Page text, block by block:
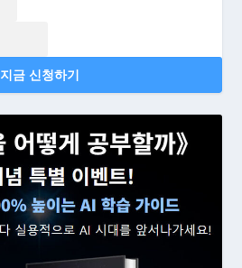
지금 신청하기